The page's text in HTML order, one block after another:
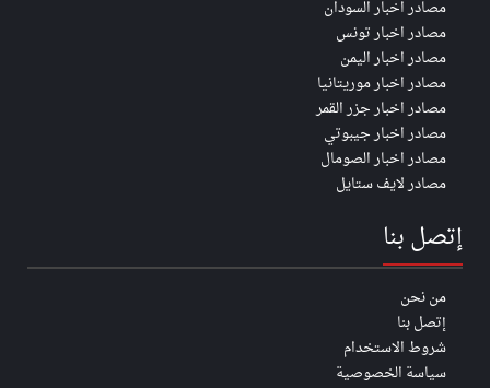
مصادر اخبار السودان
مصادر اخبار تونس
مصادر اخبار اليمن
مصادر اخبار موريتانيا
مصادر اخبار جزر القمر
مصادر اخبار جيبوتي
مصادر اخبار الصومال
مصادر لايف ستايل
إتصل بنا
من نحن
إتصل بنا
شروط الاستخدام
سياسة الخصوصية